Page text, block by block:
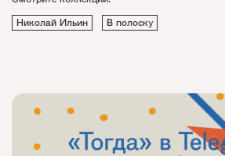
Николай Ильин
В полоску